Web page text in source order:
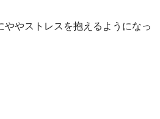
やストレスを抱えるようになっ